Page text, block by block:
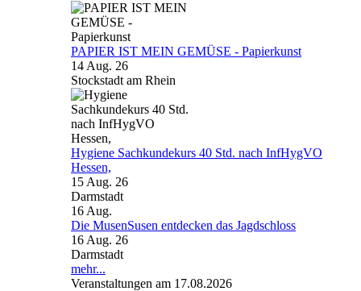
PAPIER IST MEIN GEMÜSE - Papierkunst
14 Aug. 26
Stockstadt am Rhein
Hygiene Sachkundekurs 40 Std. nach InfHygVO
Hessen,
15 Aug. 26
Darmstadt
16 Aug.
Die MusenSusen entdecken das Jagdschloss
16 Aug. 26
Darmstadt
mehr...
Veranstaltungen am 17.08.2026